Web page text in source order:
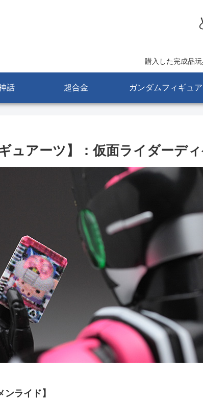
購入した完成品
話 超合金 ガンダムフィギュア
ギュアーツ】：仮面ライダーデ
ンライド】